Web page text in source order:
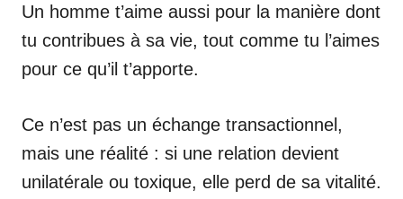
Un homme t’aime aussi pour la manière dont
tu contribues à sa vie, tout comme tu l’aimes
pour ce qu’il t’apporte.
Ce n’est pas un échange transactionnel,
mais une réalité : si une relation devient
unilatérale ou toxique, elle perd de sa vitalité.